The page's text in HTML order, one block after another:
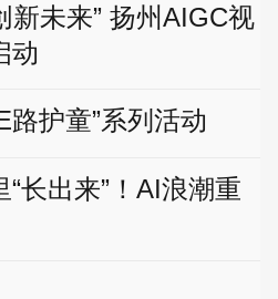
新未来” 扬州AIGC视
动
路护童”系列活动
长出来”！AI浪潮重